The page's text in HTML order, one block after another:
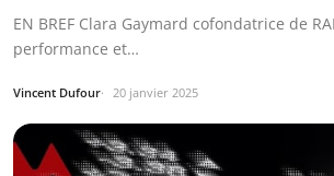
EN BREF Clara Gaymard cofondatrice de
performance et…
Vincent Dufour 20 janvier 2025